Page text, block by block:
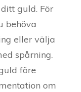
guld. För
behöva
eller välja
spårning.
före
om